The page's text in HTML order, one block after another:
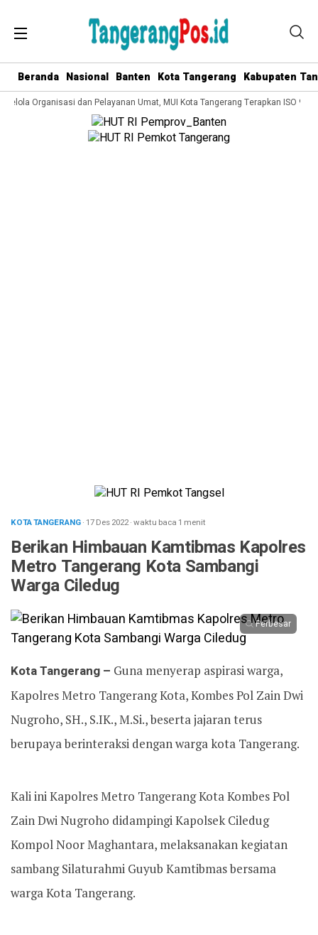
Beranda Nasional Banten Kota Tangerang Kabupaten
Organisasi dan Pelayanan Umat, MUI Kota Tangerang Terapkan ISO
KOTA TANGERANG· 17 Des 2022·waktu baca 1 menit
Berikan Himbauan Kamtibmas Kapolres
Metro Tangerang Kota Sambangi
Warga Ciledug
Perbesar
Kota Tangerang – Guna menyerap aspirasi warga,
Kapolres Metro Tangerang Kota, Kombes Pol Zain Dwi
Nugroho, SH., S.IK., M.Si., beserta jajaran terus
berupaya berinteraksi dengan warga kota Tangerang.
Kali ini Kapolres Metro Tangerang Kota Kombes Pol
Zain Dwi Nugroho didampingi Kapolsek Ciledug
Kompol Noor Maghantara, melaksanakan kegiatan
sambang Silaturahmi Guyub Kamtibmas bersama
warga Kota Tangerang.